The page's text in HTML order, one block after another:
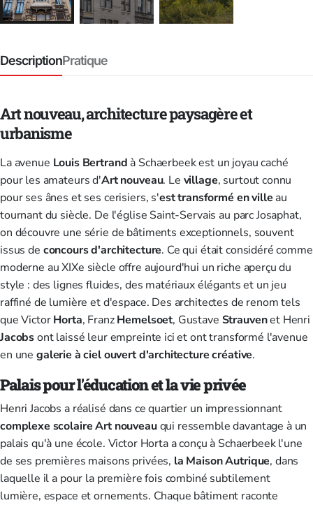
DescriptionPratique
Art nouveau, architecture paysagère et
urbanisme
La avenue Louis Bertrand à Schaerbeek est un joyau caché
pour les amateurs d'Art nouveau. Le village, surtout connu
pour ses ânes et ses cerisiers, s'esttransformé en ville au
tournant du siècle. De l'église Saint-Servais au parc Josaphat,
on découvre une série de bâtiments exceptionnels, souvent
issus de concours d'architecture. Ce qui était considéré comme
moderne au XIXe siècle offre aujourd'hui un riche aperçu du
style : des lignes fluides, des matériaux élégants et un jeu
raffiné de lumière et d'espace. Des architectes de renom tels
que VictorHorta, FranzHemelsoet, Gustave Strauvenet Henri
Jacobsont laissé leur empreinte ici et ont transformé l'avenue
en une galerie à ciel ouvert d'architecture créative.
Palais pour l'éducation et la vie privée
Henri Jacobs a réalisé dans ce quartier un impressionnant
complexe scolaire Art nouveauqui ressemble davantage à un
palais qu'à une école. Victor Horta a conçu à Schaerbeek l'une
de ses premières maisons privées, la Maison Autrique, dans
laquelle il a pour la première fois combiné subtilement
lumière, espace et ornements. Chaque bâtiment raconte